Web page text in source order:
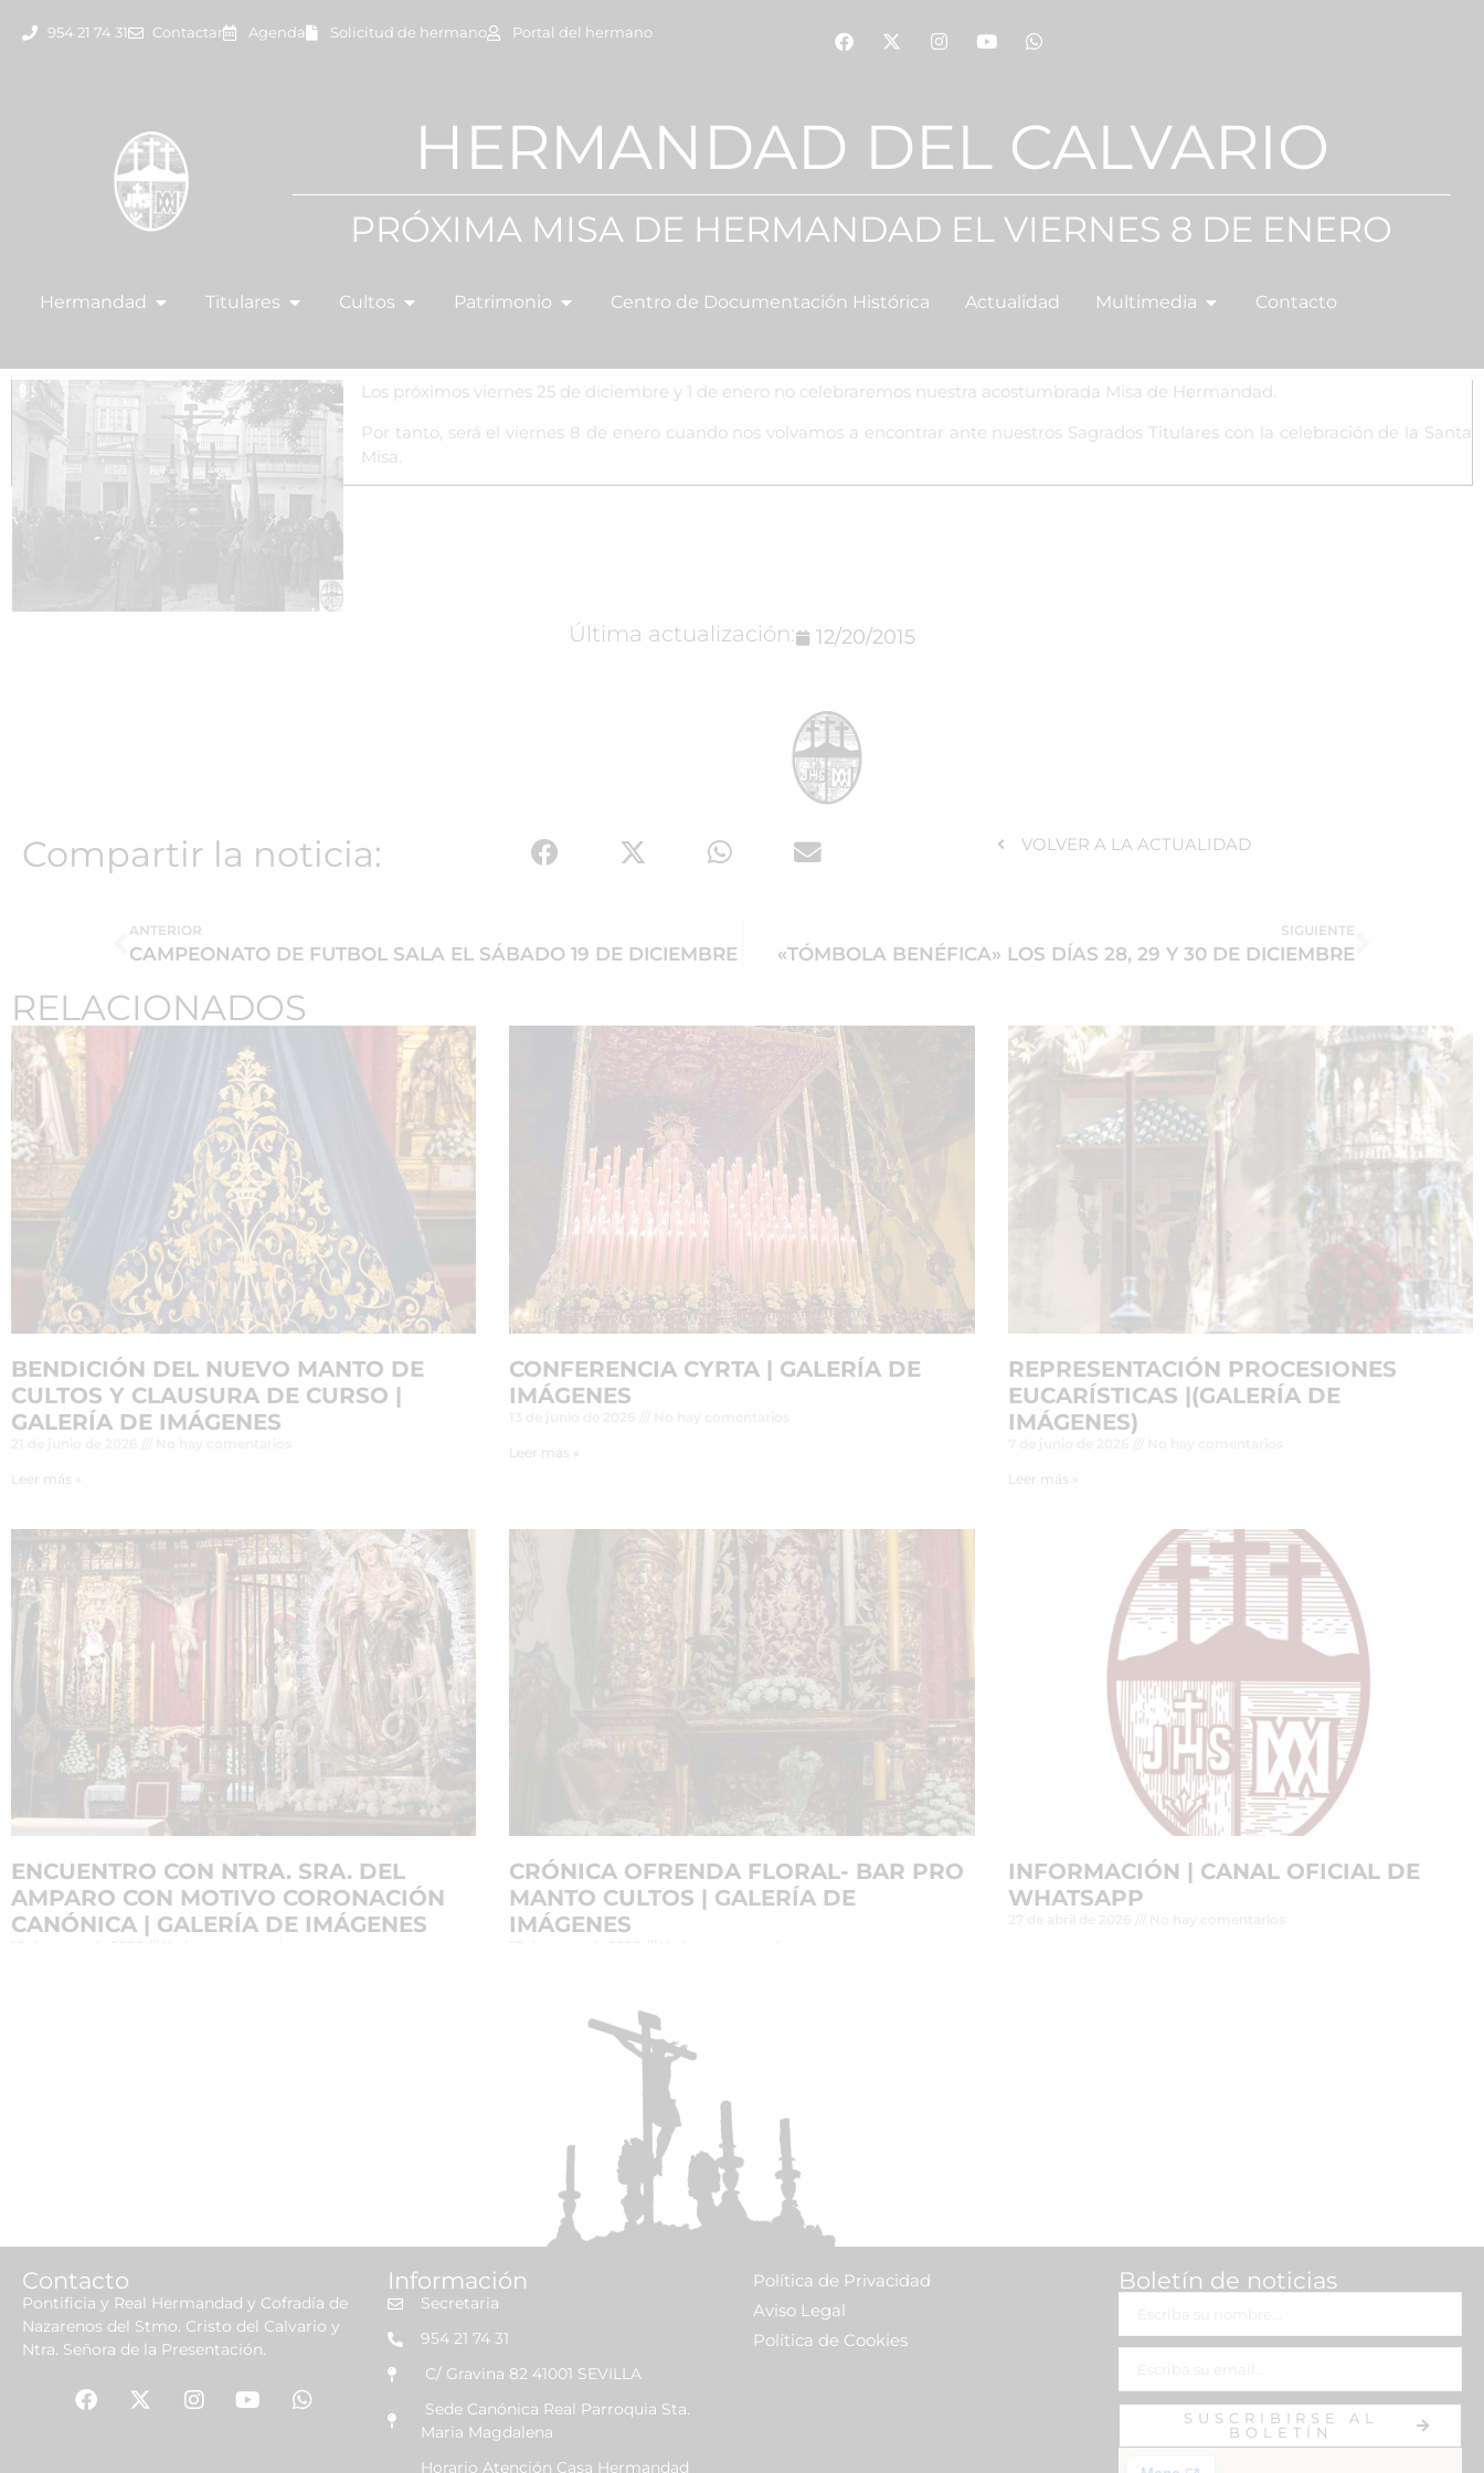
954 21 74 31 Contactar Agenda Solicitud de hermano Portal del hermano
HERMANDAD DEL CALVARIO
PRÓXIMA MISA DE HERMANDAD EL VIERNES 8 DE ENERO
Hermandad Titulares Cultos Patrimonio Centro de Documentación Histórica Actualidad Multimedia Contacto
Los próximos viernes 25 de diciembre y 1 de enero no celebraremos nuestra acostumbrada Misa de Hermandad.
Por tanto, será el viernes 8 de enero cuando nos volvamos a encontrar ante nuestros Sagrados Titulares con la celebración de la Santa
Misa.
Última actualización: 12/20/2015
Compartir la noticia: VOLVER A LA ACTUALIDAD
ANTERIOR
CAMPEONATO DE FUTBOL SALA EL SÁBADO 19 DE DICIEMBRE
SIGUIENTE
«TÓMBOLA BENÉFICA» LOS DÍAS 28, 29 Y 30 DE DICIEMBRE
RELACIONADOS
BENDICIÓN DEL NUEVO MANTO DE
CULTOS Y CLAUSURA DE CURSO |
GALERÍA DE IMÁGENES
Leer más »
CONFERENCIA CYRTA | GALERÍA DE
IMÁGENES
Leer más »
REPRESENTACIÓN PROCESIONES
EUCARÍSTICAS |(GALERÍA DE
IMÁGENES)
Leer más »
ENCUENTRO CON NTRA. SRA. DEL
AMPARO CON MOTIVO CORONACIÓN
CANÓNICA | GALERÍA DE IMÁGENES
CRÓNICA OFRENDA FLORAL- BAR PRO
MANTO CULTOS | GALERÍA DE
IMÁGENES
INFORMACIÓN | CANAL OFICIAL DE
WHATSAPP
Contacto
Pontificia y Real Hermandad y Cofradía de
Nazarenos del Stmo. Cristo del Calvario y
Ntra. Señora de la Presentación.
Información
Secretaria
954 21 74 31
C/ Gravina 82 41001 SEVILLA
Sede Canónica Real Parroquia Sta.
Maria Magdalena
Horario Atención Casa Hermandad
Política de Privacidad
Aviso Legal
Política de Cookies
Boletín de noticias
SUSCRIBIRSE AL
BOLETÍN